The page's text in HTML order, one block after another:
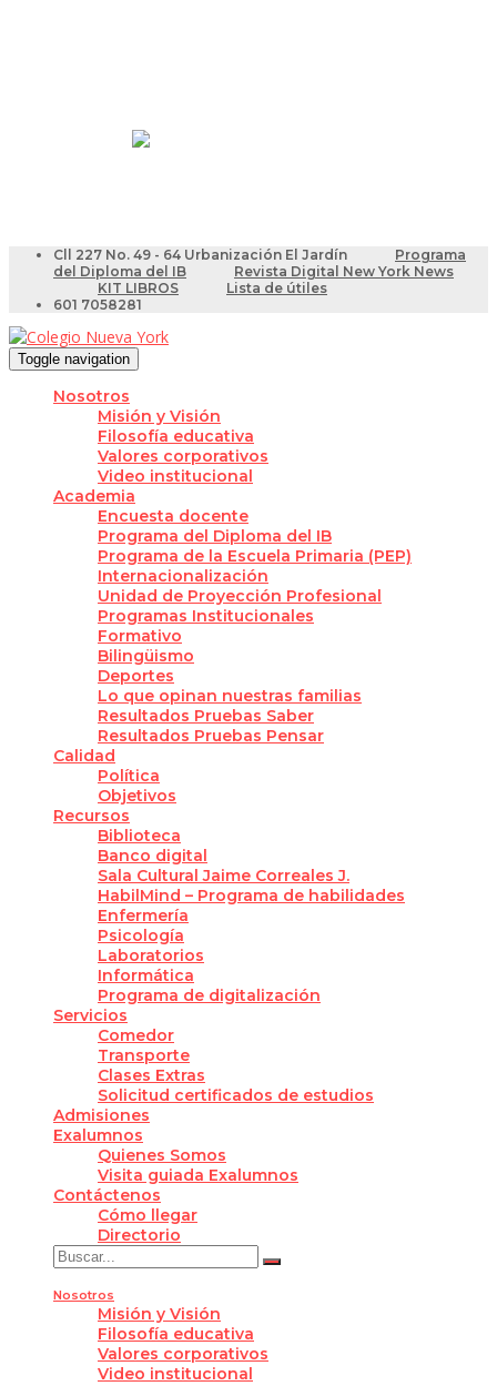
Cll 227 No. 49 - 64 Urbanización El Jardín
Programa
del Diploma del IB
Revista Digital New York News
KIT LIBROS
Lista de útiles
601 7058281
Toggle navigation
Nosotros
Misión y Visión
Filosofía educativa
Valores corporativos
Video institucional
Academia
Encuesta docente
Programa del Diploma del IB
Programa de la Escuela Primaria (PEP)
Internacionalización
Unidad de Proyección Profesional
Programas Institucionales
Formativo
Bilingüismo
Deportes
Lo que opinan nuestras familias
Resultados Pruebas Saber
Resultados Pruebas Pensar
Calidad
Política
Objetivos
Recursos
Biblioteca
Banco digital
Sala Cultural Jaime Correales J.
HabilMind – Programa de habilidades
Enfermería
Psicología
Laboratorios
Informática
Programa de digitalización
Servicios
Comedor
Transporte
Clases Extras
Solicitud certificados de estudios
Admisiones
Exalumnos
Quienes Somos
Visita guiada Exalumnos
Contáctenos
Cómo llegar
Directorio
Nosotros
Misión y Visión
Filosofía educativa
Valores corporativos
Video institucional